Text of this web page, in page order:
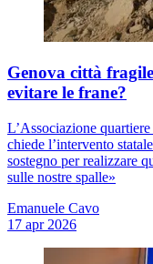
Genova città
evitare le frane?
L’Associazione
chiede l’intervento
sostegno per realizzare
sulle nostre spalle»
Emanuele Cavo
17 apr 2026